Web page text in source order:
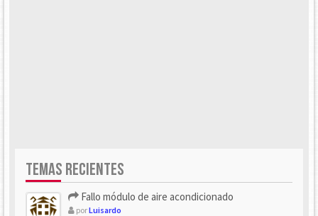
TEMAS RECIENTES
Fallo módulo de aire acondicionado
porLuisardo